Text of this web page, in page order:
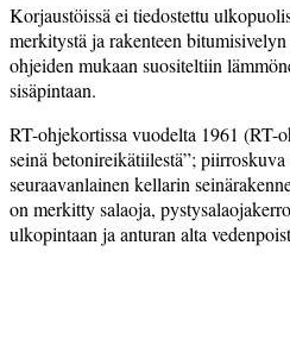
Korjaustöissä ei tiedostettu
merkitystä ja rakenteen
ohjeiden mukaan suositeltiin
sisäpintaan.
RT-ohjekortissa vuodelta 1961 (RT-
seinä betonireikätiilestä”;
seuraavanlainen kellarin
on merkitty salaoja,
ulkopintaan ja ­anturan alta